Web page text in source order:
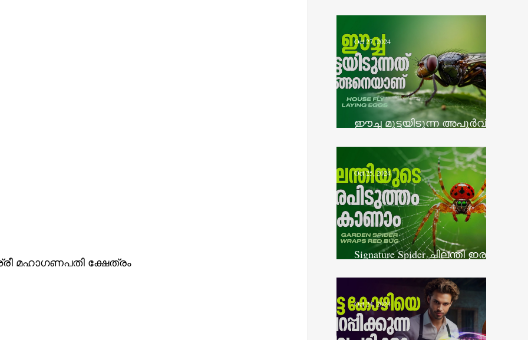
ശ്രീ മഹാഗണപതി ക്ഷേത്രം
ഈച്ച മുട്ടയിടുന്ന അപൂർവ്വ
Oct 27, 2024
Signature Spider ചിലന്തി ഇര
Oct 25, 2024
Oct 24, 2024